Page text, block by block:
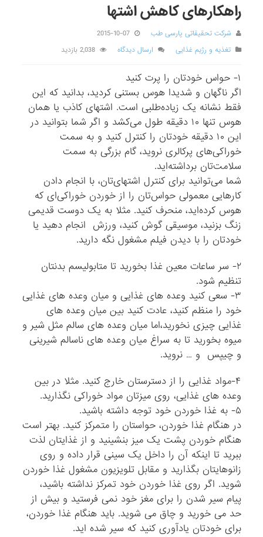
راهکارهای کاهش اشتها
شرکت تحقیقاتی پارسی طب
2015-10-07
تغذیه و رژیم غذایی
ارسال دیدگاه 2,038 بازدید
۱- حواس ‌خودتان را پرت کنید
اگر ناگهان و شدیدا هوس بستنی کردید، بدانید که این
فقط نشانه یک زیاده‌طلبی است. اشتهای کاذب یا همان
هوس تنها ۱۰ دقیقه طول می‌کشد و اگر شما بتوانید در
این ۱۰ دقیقه خودتان را کنترل کنید و به سمت
خوراکی‌های پرکالری نروید، گام بزرگی به سمت
سلامت‌تان برداشته‌اید.
شما می‌توانید برای کنترل اشتها‌ی‌تان، با انجام دادن
کارهایی معمولی حواس‌تان را از خوردن خوراکی‌ای که
هوس کرده‌اید، منحرف کنید. مثلا به یک دوست قدیمی
زنگ بزنید، موسیقی گوش کنید، ورزش انجام دهید یا
خودتان را با دیدن فیلم مشغول نگه دارید.
۲- سر ساعات معین غذا بخورید تا متابولیسم بدنتان
تنظیم شود.
۳- سعی کنید وعده های غذایی و میان وعده های غذایی
خود را منظم کنید، عادت کنید بین میان وعده های
غذایی چیزی نخورید،اما میان وعده های سالم مثل شیر و
میوه بخورید تا به سراغ میان وعده های ناسالم شیرینی
و چیپس و … نروید.
۴-مواد غذایی را از دسترستان خارج کنید. مثلا در بین
وعده های غذایی، روی میزتان مواد خوراکی نگذارید.
۵- به غذا خوردن خود توجه داشته باشید.
در هنگام غذا خوردن، حواستان را متمرکز کنید. بهتر است
هنگام خوردن پشت یک میز بنشینید و از غذایتان لذت
ببرید تا اینکه آن را داخل یک سینی قرار داده و روی
زانوهایتان بگذارید و مقابل تلویزیون مشغول غذا خوردن
شوید. اگر روی غذا خوردن خود تمرکز نداشته باشید،
پیام سیر شدن را برای مغز خود نمی فرستید و بیش از
حد می خورید و چاق می شوید. باید هنگام غذا خوردن،
برای خودتان یادآوری کنید که سیر شده اید.